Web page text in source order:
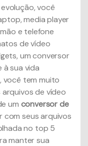
você
media player
e telefone
de vídeo
um conversor
sua vida
você tem muito
de vídeo
um conversor de
com seus arquivos
no top 5
manter sua